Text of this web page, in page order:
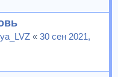
« 30 сен 2021,